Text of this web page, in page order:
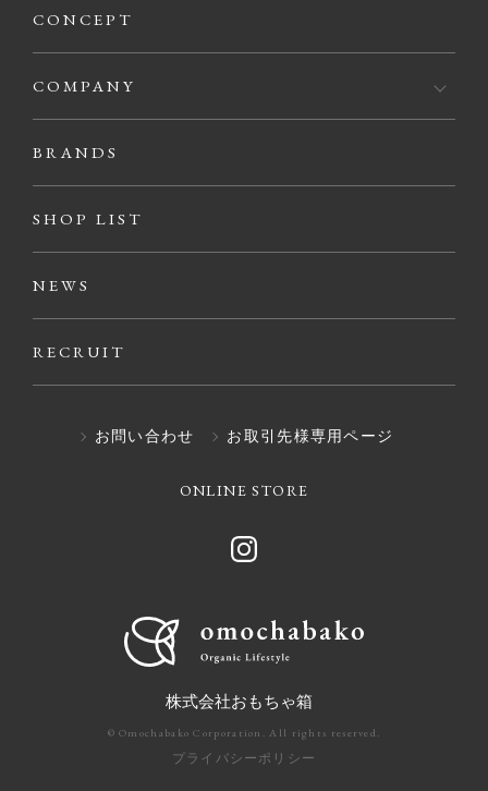
CONCEPT
COMPANY
BRANDS
SHOP LIST
NEWS
RECRUIT
お問い合わせ お取引先様専用ページ
ONLINE STORE
株式会社おもちゃ箱
© Omochabako Corporation. All rights reserved.
プライバシーポリシー